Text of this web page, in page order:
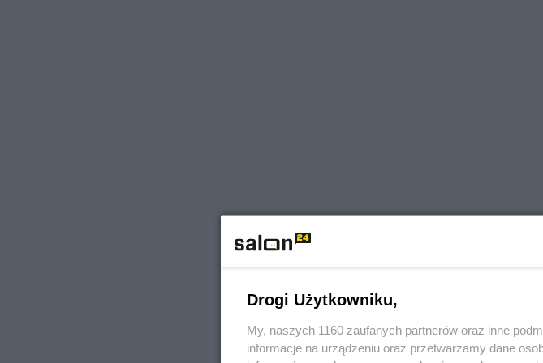
Drogi Użytkowniku,
My, naszych 1160 zaufanych partnerów oraz inne
informacje na urządzeniu oraz przetwarzamy dane